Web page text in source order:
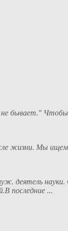
бывает." Чтобы
жизни. Мы ищем
деятель
последние ...